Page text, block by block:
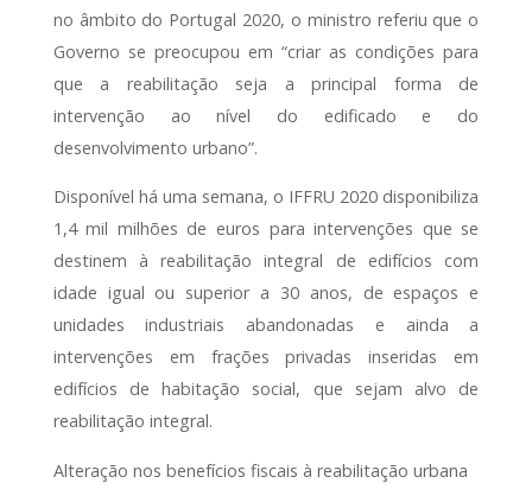
no âmbito do Portugal 2020, o ministro referiu que o
Governo se preocupou em “criar as condições para
que a reabilitação seja a principal forma de
intervenção ao nível do edificado e do
desenvolvimento urbano”.
Disponível há uma semana, o IFFRU 2020 disponibiliza
1,4 mil milhões de euros para intervenções que se
destinem à reabilitação integral de edifícios com
idade igual ou superior a 30 anos, de espaços e
unidades industriais abandonadas e ainda a
intervenções em frações privadas inseridas em
edifícios de habitação social, que sejam alvo de
reabilitação integral.
Alteração nos benefícios fiscais à reabilitação urbana